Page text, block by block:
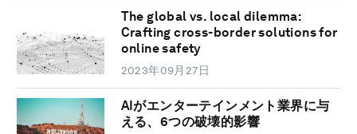
The global vs. local dilemma:
Crafting cross-border solutions for
online safety
2023年09月27日
AIがエンターテインメント業界に与
える、6つの破壊的影響